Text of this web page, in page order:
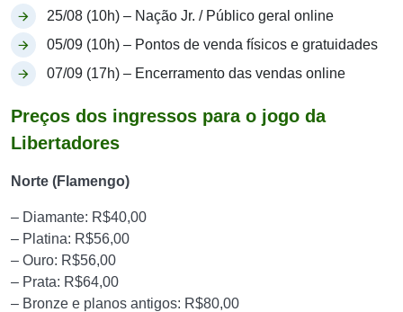
25/08 (10h) – Nação Jr. / Público geral online
05/09 (10h) – Pontos de venda físicos e gratuidades
07/09 (17h) – Encerramento das vendas online
Preços dos ingressos para o jogo da
Libertadores
Norte (Flamengo)
– Diamante: R$40,00
– Platina: R$56,00
– Ouro: R$56,00
– Prata: R$64,00
– Bronze e planos antigos: R$80,00